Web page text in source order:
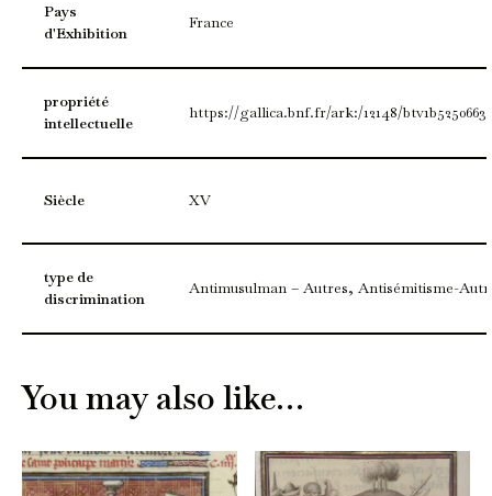
Pays
d'Exhibition
France
propriété
intellectuelle
https://gallica.bnf.fr/ark:/12148/
Siècle XV
type de
discrimination
Antimusulman – Autres, Antisémitisme-
You may also like…